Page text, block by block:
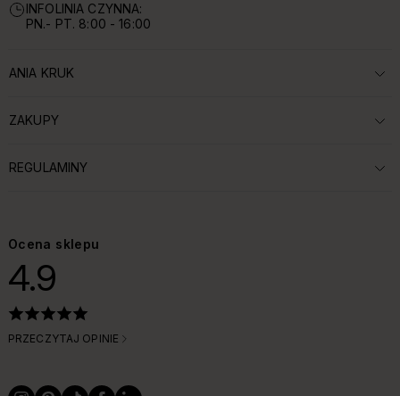
INFOLINIA CZYNNA:
PN.- PT. 8:00 - 16:00
ROZWIŃ SEKCJĘ:
ANIA KRUK
ROZWIŃ SEKCJĘ:
ZAKUPY
ROZWIŃ SEKCJĘ:
REGULAMINY
Ocena sklepu
4.9
PRZECZYTAJ OPINIE